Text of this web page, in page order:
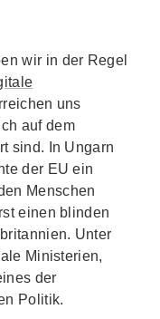
wir in der Regel
uns
auf dem
sind. In Ungarn
der EU ein
Menschen
einen blinden
Unter
Ministerien,
der
Politik.